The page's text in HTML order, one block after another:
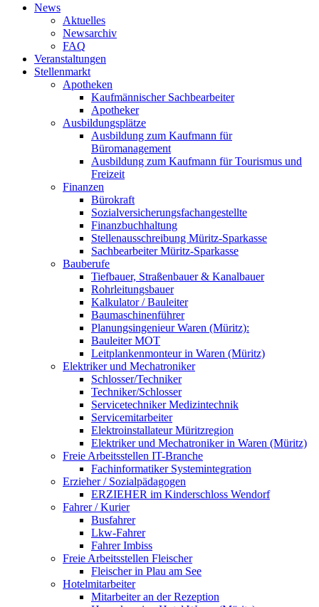
News
Aktuelles
Newsarchiv
FAQ
Veranstaltungen
Stellenmarkt
Apotheken
Kaufmännischer Sachbearbeiter
Apotheker
Ausbildungsplätze
Ausbildung zum Kaufmann für
Büromanagement
Ausbildung zum Kaufmann für Tourismus und
Freizeit
Finanzen
Bürokraft
Sozialversicherungsfachangestellte
Finanzbuchhaltung
Stellenausschreibung Müritz-Sparkasse
Sachbearbeiter Müritz-Sparkasse
Bauberufe
Tiefbauer, Straßenbauer & Kanalbauer
Rohrleitungsbauer
Kalkulator / Bauleiter
Baumaschinenführer
Planungsingenieur Waren (Müritz):
Bauleiter MOT
Leitplankenmonteur in Waren (Müritz)
Elektriker und Mechatroniker
Schlosser/Techniker
Techniker/Schlosser
Servicetechniker Medizintechnik
Servicemitarbeiter
Elektroinstallateur Müritzregion
Elektriker und Mechatroniker in Waren (Müritz)
Freie Arbeitsstellen IT-Branche
Fachinformatiker Systemintegration
Erzieher / Sozialpädagogen
ERZIEHER im Kinderschloss Wendorf
Fahrer / Kurier
Busfahrer
Lkw-Fahrer
Fahrer Imbiss
Freie Arbeitsstellen Fleischer
Fleischer in Plau am See
Hotelmitarbeiter
Mitarbeiter an der Rezeption